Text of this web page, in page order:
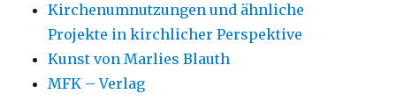
Kirchenumnutzungen und ähnliche
Projekte in kirchlicher Perspektive
Kunst von Marlies Blauth
MFK – Verlag